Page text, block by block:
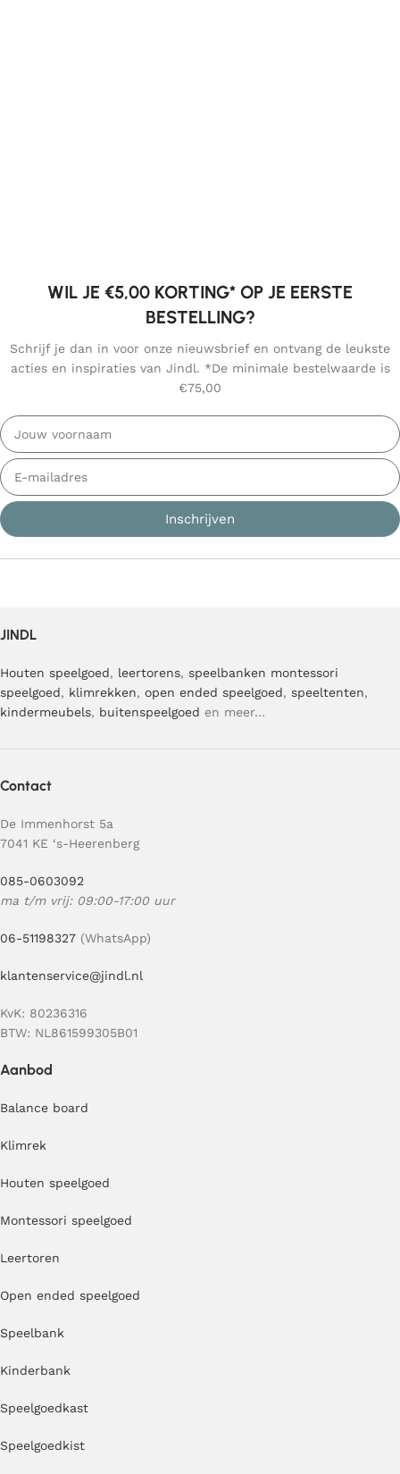
WIL JE €5,00 KORTING* OP JE EERSTE
BESTELLING?
Schrijf je dan in voor onze nieuwsbrief en ontvang de leukste
acties en inspiraties van Jindl. *De minimale bestelwaarde is
€75,00
Inschrijven
JINDL
Houten speelgoed, leertorens, speelbanken montessori
speelgoed, klimrekken, open ended speelgoed, speeltenten,
kindermeubels, buitenspeelgoed en meer…
Contact
De Immenhorst 5a
7041 KE ‘s-Heerenberg
085-0603092
ma t/m vrij: 09:00-17:00 uur
06-51198327 (WhatsApp)
klantenservice@jindl.nl
KvK: 80236316
BTW: NL861599305B01
Aanbod
Balance board
Klimrek
Houten speelgoed
Montessori speelgoed
Leertoren
Open ended speelgoed
Speelbank
Kinderbank
Speelgoedkast
Speelgoedkist